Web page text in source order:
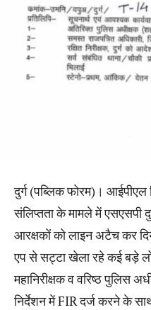
दुर्ग (पब्लिक फोरम)।
संलिप्तता के मामले में एसएसपी
आरक्षकों को लाइन अटैच कर
एप से सट्टा खेला रहे कई बड़े
महानिरीक्षक व वरिष्ठ पुलिस
निर्देशन में FIR दर्ज करने के